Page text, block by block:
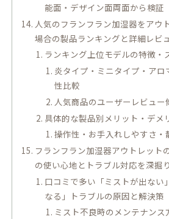
能面・デザイン面両面から検証
人気のフランフラン加湿器をアウ
場合の製品ランキングと詳細レビ
ランキング上位モデルの特徴・
炎タイプ・ミニタイプ・アロ
性比較
人気商品のユーザーレビュー
具体的な製品別メリット・デメ
操作性・お手入れしやすさ・
フランフラン加湿器アウトレット
の使い心地とトラブル対応を深掘り
口コミで多い「ミストが出ない
なる」トラブルの原因と解決策
ミスト不良時のメンテナンス